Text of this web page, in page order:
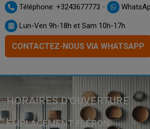
Téléphone: +3243677773 -
Lun-Ven 9h-18h et Sam 10h-17h
CONTACTEZ-NOUS VIA WHATSAPP
HORAIRES D’OUVERTURE
EMPLACEMENT FLÉRON